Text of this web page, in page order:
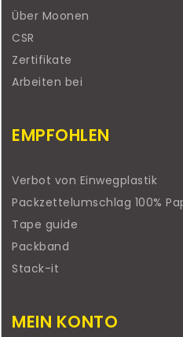
Über Moonen
CSR
Zertifikate
Arbeiten bei
EMPFOHLEN
Verbot von Einwegplastik
Packzettelumschlag 100%
Tape guide
Packband
Stack-it
MEIN KONTO